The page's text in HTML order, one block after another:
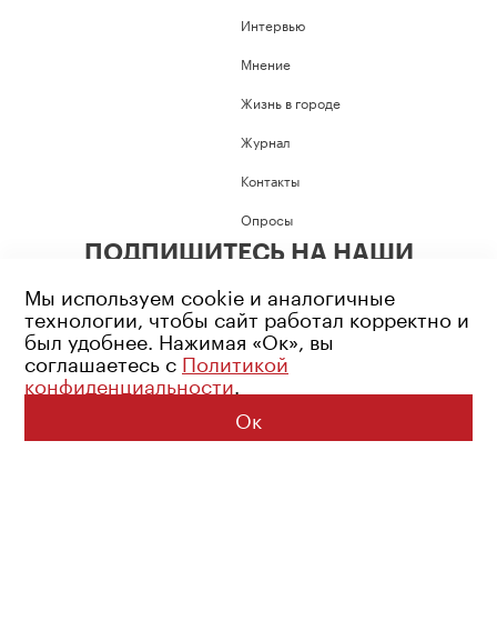
Интервью
Мнение
Жизнь в городе
Журнал
Контакты
Опросы
ПОДПИШИТЕСЬ НА НАШИ
Возрастное ограничение: 16+
Политика конфиденциальности
© 2026 Все права защищены
Мы используем cookie и аналогичные
технологии, чтобы сайт работал корректно и
был удобнее. Нажимая «Ок», вы
соглашаетесь с Политикой
конфиденциальности.
Ок